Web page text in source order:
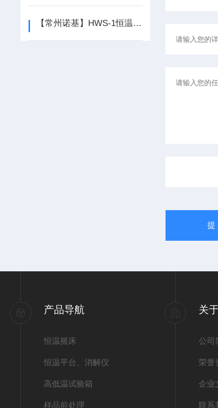
【常州诺基】HWS-1恒温循环水浴专业制造,您的专业
产品导航
恒温摇床
恒温平台、消解仪
高低温试验箱
样品前处理
关
公司
荣誉
企业
联系